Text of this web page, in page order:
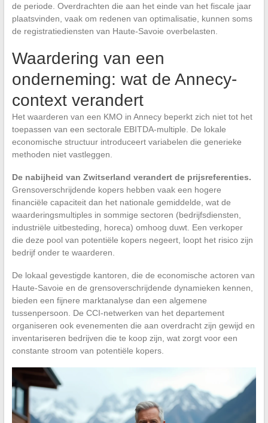
de periode. Overdrachten die aan het einde van het fiscale jaar
plaatsvinden, vaak om redenen van optimalisatie, kunnen soms
de registratiediensten van Haute-Savoie overbelasten.
Waardering van een
onderneming: wat de Annecy-
context verandert
Het waarderen van een KMO in Annecy beperkt zich niet tot het
toepassen van een sectorale EBITDA-multiple. De lokale
economische structuur introduceert variabelen die generieke
methoden niet vastleggen.
De nabijheid van Zwitserland verandert de prijsreferenties.
Grensoverschrijdende kopers hebben vaak een hogere
financiële capaciteit dan het nationale gemiddelde, wat de
waarderingsmultiples in sommige sectoren (bedrijfsdiensten,
industriële uitbesteding, horeca) omhoog duwt. Een verkoper
die deze pool van potentiële kopers negeert, loopt het risico zijn
bedrijf onder te waarderen.
De lokaal gevestigde kantoren, die de economische actoren van
Haute-Savoie en de grensoverschrijdende dynamieken kennen,
bieden een fijnere marktanalyse dan een algemene
tussenpersoon. De CCI-netwerken van het departement
organiseren ook evenementen die aan overdracht zijn gewijd en
inventariseren bedrijven die te koop zijn, wat zorgt voor een
constante stroom van potentiële kopers.